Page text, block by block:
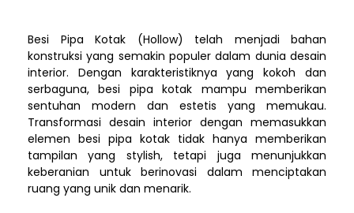
Besi Pipa Kotak (Hollow) telah menjadi bahan
konstruksi yang semakin populer dalam dunia desain
interior. Dengan karakteristiknya yang kokoh dan
serbaguna, besi pipa kotak mampu memberikan
sentuhan modern dan estetis yang memukau.
Transformasi desain interior dengan memasukkan
elemen besi pipa kotak tidak hanya memberikan
tampilan yang stylish, tetapi juga menunjukkan
keberanian untuk berinovasi dalam menciptakan
ruang yang unik dan menarik.